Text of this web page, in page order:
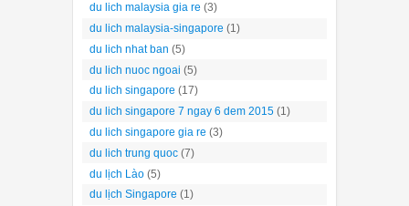
du lich malaysia gia re (3)
du lich malaysia-singapore (1)
du lich nhat ban (5)
du lich nuoc ngoai (5)
du lich singapore (17)
du lich singapore 7 ngay 6 dem 2015 (1)
du lich singapore gia re (3)
du lich trung quoc (7)
du lịch Lào (5)
du lịch Singapore (1)